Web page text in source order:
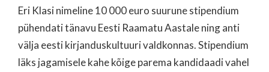
Eri Klasi nimeline 10 000 euro suurune stipendium
pühendati tänavu Eesti Raamatu Aastale ning anti
välja eesti kirjanduskultuuri valdkonnas. Stipendium
läks jagamisele kahe kõige parema kandidaadi vahel